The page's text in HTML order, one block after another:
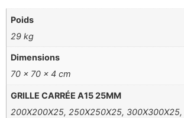
Poids
29 kg
Dimensions
70 × 70 × 4 cm
GRILLE CARRÉE A15 25MM
200X200X25, 250X250X25,